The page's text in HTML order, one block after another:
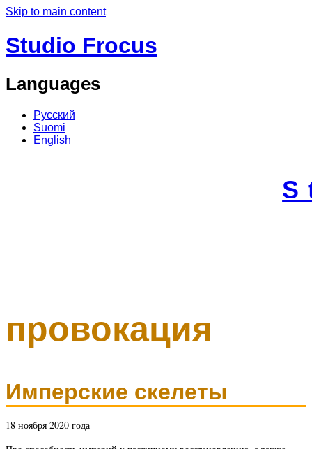
Skip to main content
Studio Frocus
Languages
Русский
Suomi
English
провокация
Имперские скелеты
18 ноября 2020 года